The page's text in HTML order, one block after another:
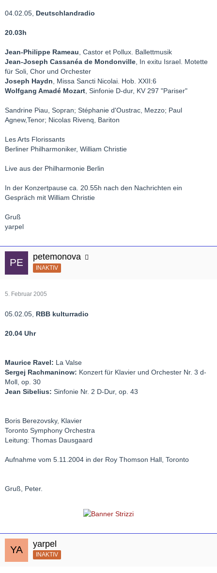
04.02.05, Deutschlandradio
20.03h
Jean-Philippe Rameau, Castor et Pollux. Ballettmusik
Jean-Joseph Cassanéa de Mondonville, In exitu Israel. Motette
für Soli, Chor und Orchester
Joseph Haydn, Missa Sancti Nicolai. Hob. XXII:6
Wolfgang Amadé Mozart, Sinfonie D-dur, KV 297 "Pariser"
Sandrine Piau, Sopran; Stéphanie d'Oustrac, Mezzo; Paul
Agnew,Tenor; Nicolas Rivenq, Bariton
Les Arts Florissants
Berliner Philharmoniker, William Christie
Live aus der Philharmonie Berlin
In der Konzertpause ca. 20.55h nach den Nachrichten ein
Gespräch mit William Christie
Gruß
yarpel
petemonova
INAKTIV
5. Februar 2005
05.02.05, RBB kulturradio
20.04 Uhr
Maurice Ravel: La Valse
Sergej Rachmaninow: Konzert für Klavier und Orchester Nr. 3 d-
Moll, op. 30
Jean Sibelius: Sinfonie Nr. 2 D-Dur, op. 43
Boris Berezovsky, Klavier
Toronto Symphony Orchestra
Leitung: Thomas Dausgaard
Aufnahme vom 5.11.2004 in der Roy Thomson Hall, Toronto
Gruß, Peter.
yarpel
INAKTIV